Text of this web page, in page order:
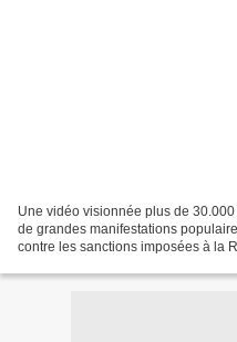
Une vidéo visionnée plus de
de grandes manifestations
contre les sanctions imposées à la